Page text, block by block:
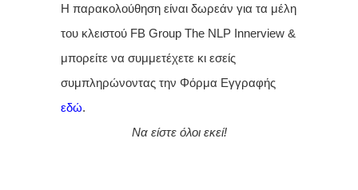
Η παρακολούθηση είναι δωρεάν για τα μέλη
του κλειστού FB GroupThe NLP Innerview &
μπορείτε να συμμετέχετε κι εσείς
συμπληρώνοντας την Φόρμα Εγγραφής
εδώ.
Να είστε όλοι εκεί!